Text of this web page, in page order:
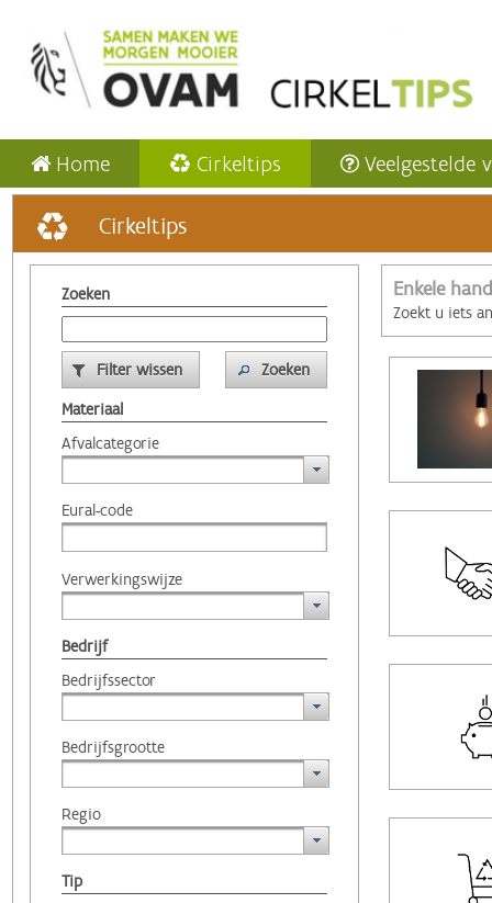
Home Cirkeltips Veelgestelde
Cirkeltips
Zoeken
Filter wissen
Zoeken
Materiaal
Afvalcategorie
Eural-code
Verwerkingswijze
Bedrijf
Bedrijfssector
Bedrijfsgrootte
Regio
Tip
Enkele
Zoekt u iets